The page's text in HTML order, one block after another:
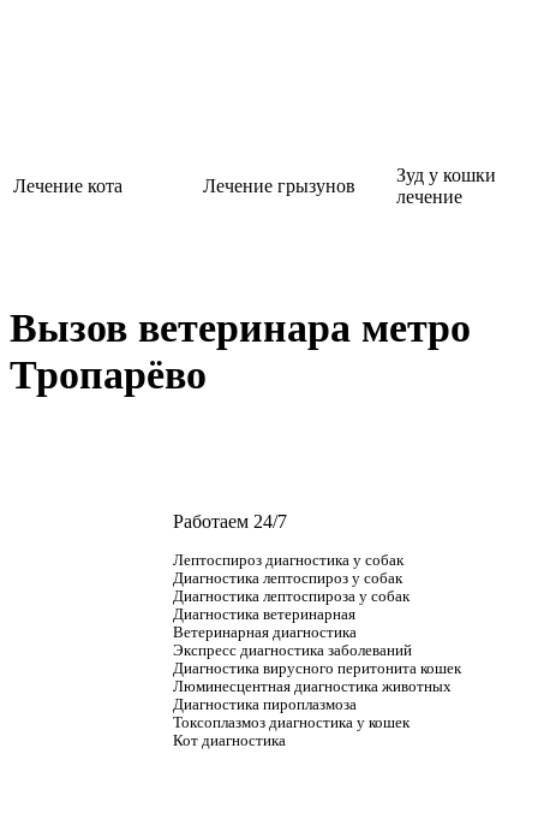
Лечение кота Лечение грызунов
Зуд у кошки
лечение
Вызов ветеринара метро
Тропарёво
Работаем 24/7
Лептоспироз диагностика у собак
Диагностика лептоспироз у собак
Диагностика лептоспироза у собак
Диагностика ветеринарная
Ветеринарная диагностика
Экспресс диагностика заболеваний
Диагностика вирусного перитонита кошек
Люминесцентная диагностика животных
Диагностика пироплазмоза
Токсоплазмоз диагностика у кошек
Кот диагностика